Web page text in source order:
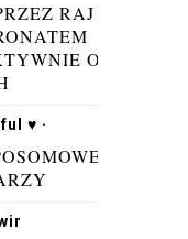
RAJ
O
♥ ·